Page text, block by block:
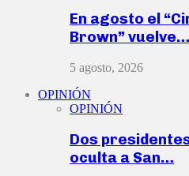
En agosto el
Brown” vuelve…
5 agosto, 2026
OPINIÓN
OPINIÓN
Dos
oculta a San…